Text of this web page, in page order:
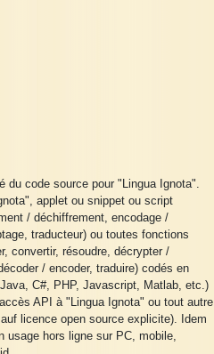
du code source pour "Lingua Ignota".
applet ou snippet ou script
/ déchiffrement, encodage /
traducteur) ou toutes fonctions
convertir, résoudre, décrypter /
/ encoder, traduire) codés en
C#, PHP, Javascript, Matlab, etc.)
API à "Lingua Ignota" ou tout autre
licence open source explicite). Idem
usage hors ligne sur PC, mobile,